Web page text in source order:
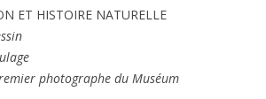
ET HISTOIRE NATURELLE
photographe du Muséum